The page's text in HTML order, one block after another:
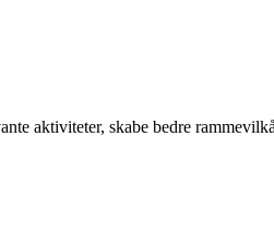
aktiviteter, skabe bedre